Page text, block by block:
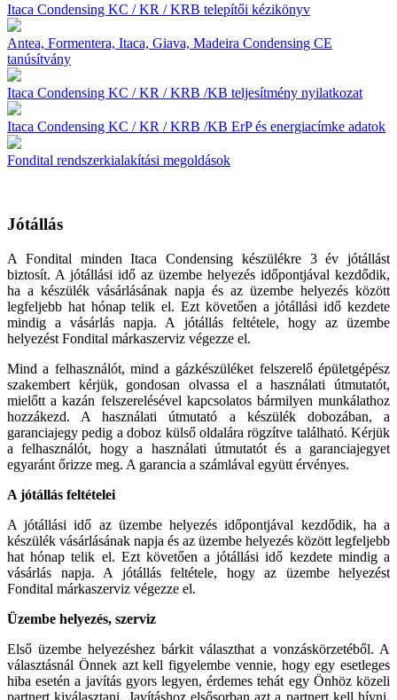
Itaca Condensing KC / KR / KRB telepítői kézikönyv
Antea, Formentera, Itaca, Giava, Madeira Condensing CE
tanúsítvány
Itaca Condensing KC / KR / KRB /KB teljesítmény nyilatkozat
Itaca Condensing KC / KR / KRB /KB ErP és energiacímke adatok
Fondital rendszerkialakítási megoldások
Jótállás
A Fondital minden Itaca Condensing készülékre 3 év jótállást
biztosít. A jótállási idő az üzembe helyezés időpontjával kezdődik,
ha a készülék vásárlásának napja és az üzembe helyezés között
legfeljebb hat hónap telik el. Ezt követően a jótállási idő kezdete
mindig a vásárlás napja. A jótállás feltétele, hogy az üzembe
helyezést Fondital márkaszerviz végezze el.
Mind a felhasználót, mind a gázkészüléket felszerelő épületgépész
szakembert kérjük, gondosan olvassa el a használati útmutatót,
mielőtt a kazán felszerelésével kapcsolatos bármilyen munkálathoz
hozzákezd. A használati útmutató a készülék dobozában, a
garanciajegy pedig a doboz külső oldalára rögzítve található. Kérjük
a felhasználót, hogy a használati útmutatót és a garanciajegyet
egyaránt őrizze meg. A garancia a számlával együtt érvényes.
A jótállás feltételei
A jótállási idő az üzembe helyezés időpontjával kezdődik, ha a
készülék vásárlásának napja és az üzembe helyezés között legfeljebb
hat hónap telik el. Ezt követően a jótállási idő kezdete mindig a
vásárlás napja. A jótállás feltétele, hogy az üzembe helyezést
Fondital márkaszerviz végezze el.
Üzembe helyezés, szerviz
Első üzembe helyezéshez bárkit választhat a vonzáskörzetéből. A
választásnál Önnek azt kell figyelembe vennie, hogy egy esetleges
hiba esetén a javítás gyors legyen, érdemes tehát egy Önhöz közeli
partnert kiválasztani. Javításhoz elsősorban azt a partnert kell hívni,